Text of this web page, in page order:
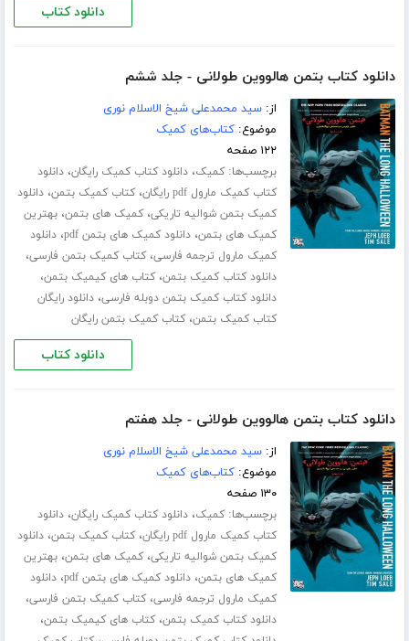
دانلود کتاب
دانلود کتاب بتمن هالووین طولانی - جلد ششم
از:سید محمدعلی شیخ الاسلام نوری
موضوع:کتاب‌های کمیک
۱۲۲ صفحه
برچسب‌ها:کمیک،دانلود کتاب کمیک رایگان،دانلود
کتاب کمیک مارول pdf رایگان
،کتاب کمیک بتمن،دانلود
کمیک بتمن شوالیه تاریکی،کمیک های بتمن،بهترین
کمیک های بتمن،دانلود کمیک های بتمن pdf ،دانلود
کمیک مارول ترجمه فارسی،کتاب کمیک بتمن فارسی،
دانلود کتاب کمیک بتمن،کتاب های کیمیک بتمن،
دانلود کتاب کمیک بتمن دوبله فارسی،دانلود رایگان
کتاب کمیک بتمن،کتاب کمیک بتمن رایگان
دانلود کتاب
دانلود کتاب بتمن هالووین طولانی - جلد هفتم
از:سید محمدعلی شیخ الاسلام نوری
موضوع:کتاب‌های کمیک
۱۳۰ صفحه
برچسب‌ها:کمیک،دانلود کتاب کمیک رایگان،دانلود
کتاب کمیک مارول pdf رایگان
،کتاب کمیک بتمن،دانلود
کمیک بتمن شوالیه تاریکی،کمیک های بتمن،بهترین
کمیک های بتمن،دانلود کمیک های بتمن pdf ،دانلود
کمیک مارول ترجمه فارسی،کتاب کمیک بتمن فارسی،
دانلود کتاب کمیک بتمن،کتاب های کیمیک بتمن،